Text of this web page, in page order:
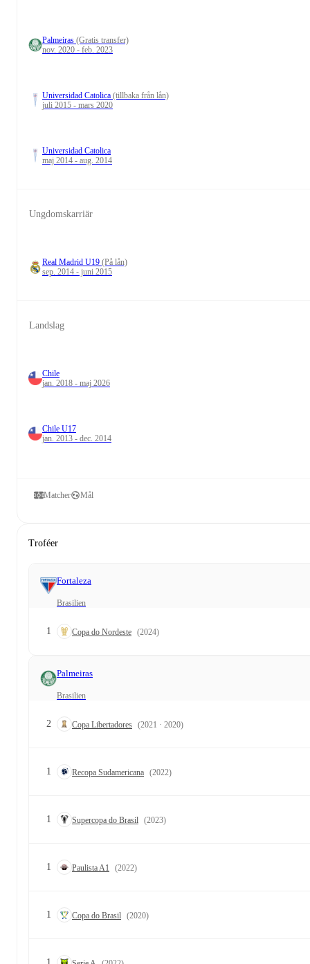
Palmeiras (Gratis transfer)
nov. 2020 - feb. 2023
Universidad Catolica (tillbaka från lån)
juli 2015 - mars 2020
Universidad Catolica
maj 2014 - aug. 2014
Ungdomskarriär
Real Madrid U19 (På lån)
sep. 2014 - juni 2015
Landslag
Chile
jan. 2018 - maj 2026
Chile U17
jan. 2013 - dec. 2014
Matcher Mål
Troféer
Fortaleza
Brasilien
1 Copa do Nordeste (2024)
Palmeiras
Brasilien
2 Copa Libertadores (2021 · 2020)
1 Recopa Sudamericana (2022)
1 Supercopa do Brasil (2023)
1 Paulista A1 (2022)
1 Copa do Brasil (2020)